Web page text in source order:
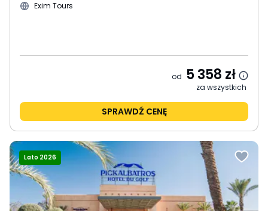
Exim Tours
od 5 358 zł
za wszystkich
SPRAWDŹ CENĘ
Lato 2026